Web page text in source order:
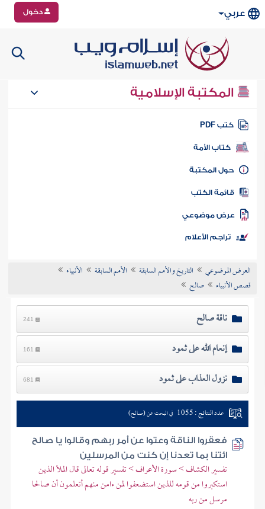
عربي دخول
المكتبة الإسلامية
كتب PDF
كتاب الأمة
المكتبة
الكتب
موضوعي
تراجم الأعلام
العرض الموضوعي التاريخ والأمم السابقة الأمم السابقة
الأنبياء
قصص الأنبياء
صالح
ناقة صالح 241
إنعام الله على ثمود 161
نزول العذاب على ثمود 681
عدد النتائج : 1055 في البحث عن (صالح)
فعقروا الناقة وعتوا عن أمر ربهم وقالوا يا صالح
ائتنا بما تعدنا إن كنت من المرسلين
تفسير الكشاف > سورة الأعراف > تفسير قوله تعالى قال الملأ الذين
استكبروا من قومه للذين استضعفوا لمن ءامن منهم أتعلمون أن صالحا
مرسل من ربه